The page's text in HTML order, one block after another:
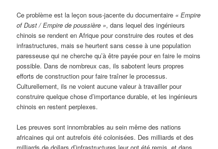
Ce problème est la leçon sous-jacente du documentaire « Empire
of Dust / Empire de poussière », dans lequel des ingénieurs
chinois se rendent en Afrique pour construire des routes et des
infrastructures, mais se heurtent sans cesse à une population
paresseuse qui ne cherche qu’à être payée pour en faire le moins
possible. Dans de nombreux cas, ils sabotent leurs propres
efforts de construction pour faire traîner le processus.
Culturellement, ils ne voient aucune valeur à travailler pour
construire quelque chose d’importance durable, et les ingénieurs
chinois en restent perplexes.
Les preuves sont innombrables au sein même des nations
africaines qui ont autrefois été colonisées. Des milliards et des